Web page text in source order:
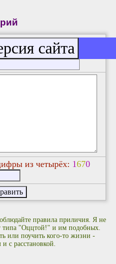
из четырёх: 1670
правила приличия. Я не
типа "Оццтой!" и им подобных.
или поучить кого-то жизни -
с расстановкой.